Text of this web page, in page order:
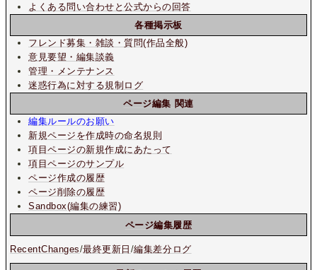
よくある問い合わせと公式からの回答
各種掲示板
フレンド募集・雑談・質問(作品全般)
意見要望・編集談義
管理・メンテナンス
迷惑行為に対する規制ログ
ページ編集 関連
編集ルールのお願い
新規ページを作成時の命名規則
項目ページの新規作成にあたって
項目ページのサンプル
ページ作成の履歴
ページ削除の履歴
Sandbox(編集の練習)
ページ編集履歴
RecentChanges/最終更新日 /編集差分ログ